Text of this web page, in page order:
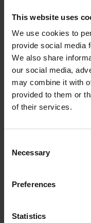
This website uses
We use cookies to
provide social media
We also share
our social media,
may combine it with
provided to them or
of their services.
Selection
Necessary
Preferences
Statistics
Os controlos CNC
configuração
prática,
maquinagem
utilizados com
soluções de
ideal para alcançar a